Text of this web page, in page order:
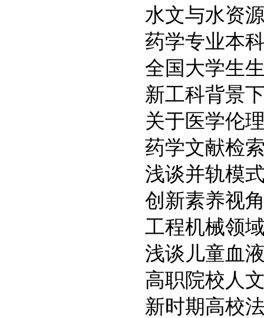
水文与水资
药学专业本
全国大学生
新工科背景
关于医学伦
药学文献检
浅谈并轨模
创新素养视
工程机械领
浅谈儿童血
高职院校人
新时期高校